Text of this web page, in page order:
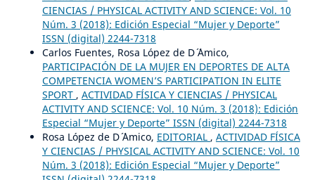
CIENCIAS / PHYSICAL ACTIVITY AND SCIENCE: Vol. 10
Núm. 3 (2018): Edición Especial “Mujer y Deporte”
ISSN (digital) 2244-7318
Carlos Fuentes, Rosa López de D´ ´Amico,
PARTICIPACIÓN DE LA MUJER EN DEPORTES DE ALTA
COMPETENCIA WOMEN’S PARTICIPATION IN ELITE
SPORT , ACTIVIDAD FÍSICA Y CIENCIAS / PHYSICAL
ACTIVITY AND SCIENCE: Vol. 10 Núm. 3 (2018): Edición
Especial “Mujer y Deporte” ISSN (digital) 2244-7318
Rosa López de D´ ´Amico, EDITORIAL , ACTIVIDAD FÍSICA
Y CIENCIAS / PHYSICAL ACTIVITY AND SCIENCE: Vol. 10
Núm. 3 (2018): Edición Especial “Mujer y Deporte”